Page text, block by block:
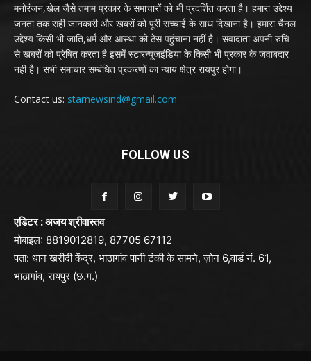
मनोरंजन,खेल जैसे तमाम प्रकार के समाचारों को भी प्रदर्शित करता है। हमारा उद्देश्य
जनता तक सही जानकारी और खबरों को पूरी सच्चाई के साथ दिखाना है। हमारा चैनल
उद्देश्य किसी भी जाति,धर्म और आस्था को ठेस पहुंचाना नहीं है। संवादाता अपनी रुचि
से खबरों को प्रेषित करता है इसमें स्टारन्यूजइंडिया के किसी भी प्रकार के जवाबदार
नही है। सभी समाचार सम्बंधित प्रकरणों का न्याय क्षेत्र रायपुर होगा।
Contact us: starnewsind@gmail.com
FOLLOW US
एडिटर : अजय श्रीवास्तव
मोबाइल: 8819012819, 87705 67112
पता: धान खरीदी केंद्र, भाठागांव पानी टंकी के सामने, ज़ोन 6,वार्ड नं. 61,
भाठागांव, रायपुर (छ.ग.)